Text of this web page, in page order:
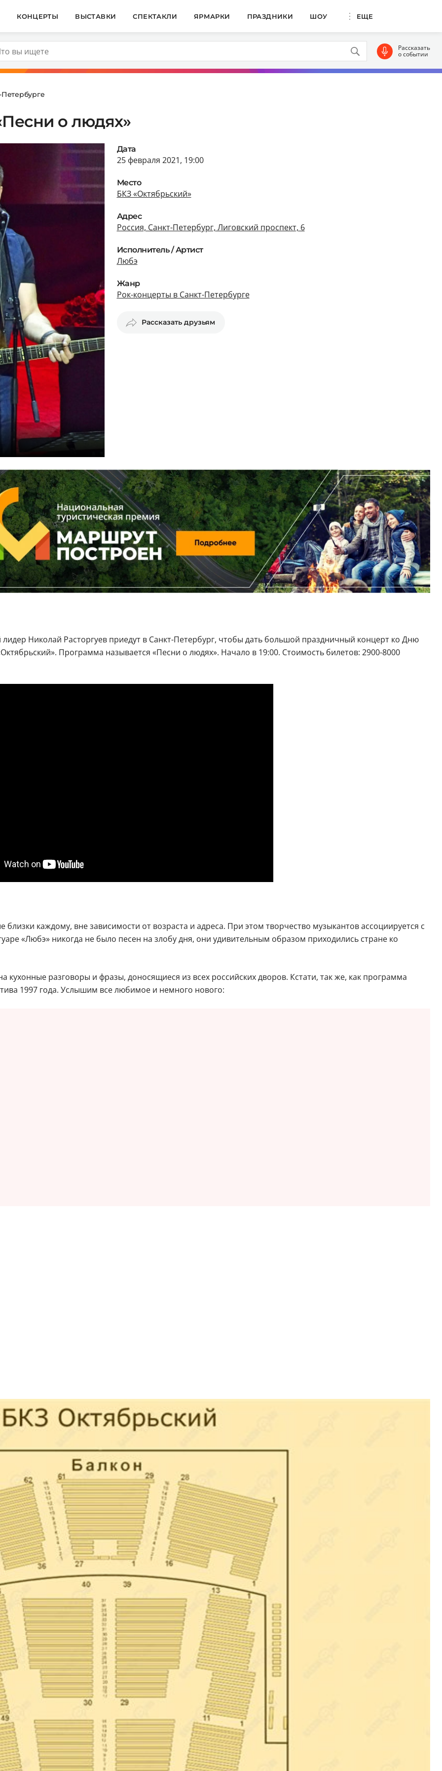
КОНЦЕРТЫ ВЫСТАВКИ СПЕКТАКЛИ ЯРМАРКИ ПРАЗДНИКИ ШОУ ЕЩЕ
Рассказать
о событии
о людях»
Дата
25 февраля 2021, 19:00
Место
БКЗ «Октябрьский»
Адрес
Россия, Санкт-Петербург, Лиговский проспект, 6
Исполнитель / Артист
Любэ
Жанр
Рок-концерты в Санкт-Петербурге
Рассказать друзьям
Николай Расторгуев приедут в Санкт-Петербург, чтобы дать большой праздничный концерт ко Дню
Программа называется «Песни о людях». Начало в 19:00. Стоимость билетов: 2900-8000
каждому, вне зависимости от возраста и адреса. При этом творчество музыкантов ассоциируется с
«Любэ» никогда не было песен на злобу дня, они удивительным образом приходились стране ко
разговоры и фразы, доносящиеся из всех российских дворов. Кстати, так же, как программа
1997 года. Услышим все любимое и немного нового: